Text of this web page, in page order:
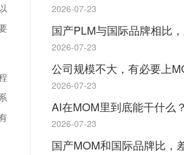
2026-07-23
2026-07-23
公司规模不大，有必要上
2026-07-23
AI在MOM里到底能干什么
2026-07-23